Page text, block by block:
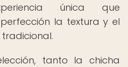
única que
la textura y el
tanto la chicha